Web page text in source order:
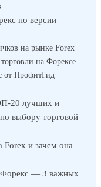
по версии
на рынке Forex
на Форексе
от ПрофитГид
20 лучших и
выбору торговой
Forex и зачем она
Форекс — 3 важных